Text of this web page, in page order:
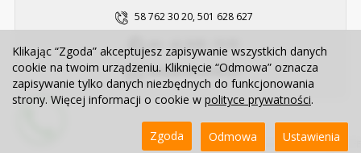
58 762 30 20, 501 628 627
sklep@zooserwis.pl
Sklep internetowy SOTE
Klikając “Zgoda” akceptujesz zapisywanie wszystkich danych
cookie na twoim urządzeniu. Kliknięcie “Odmowa” oznacza
zapisywanie tylko danych niezbędnych do funkcjonowania
strony. Więcej informacji o cookie w polityce prywatności.
Ustawienia
Odmowa
Zgoda